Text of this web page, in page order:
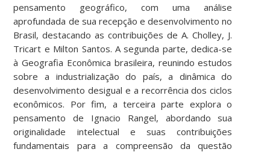
pensamento geográfico, com uma análise
aprofundada de sua recepção e desenvolvimento no
Brasil, destacando as contribuições de A. Cholley, J.
Tricart e Milton Santos. A segunda parte, dedica-se
à Geografia Econômica brasileira, reunindo estudos
sobre a industrialização do país, a dinâmica do
desenvolvimento desigual e a recorrência dos ciclos
econômicos. Por fim, a terceira parte explora o
pensamento de Ignacio Rangel, abordando sua
originalidade intelectual e suas contribuições
fundamentais para a compreensão da questão